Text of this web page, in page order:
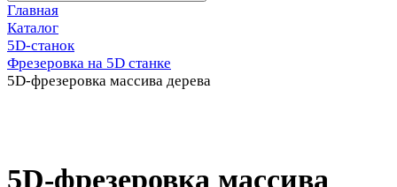
Главная
Каталог
5D-станок
Фрезеровка на 5D станке
5D-фрезеровка массива дерева
5D-фрезеровка массива